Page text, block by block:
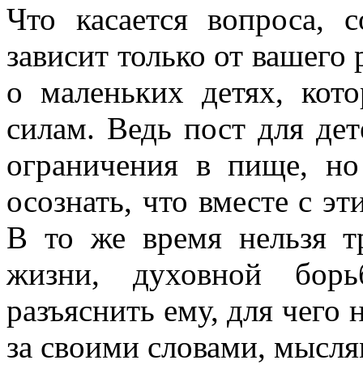
Что касается вопроса,
зависит только от
о маленьких детях,
силам. Ведь пост для
ограничения в пище,
осознать, что вместе с
В то же время нельзя
жизни, духовной
разъяснить ему, для чего
за своими словами,